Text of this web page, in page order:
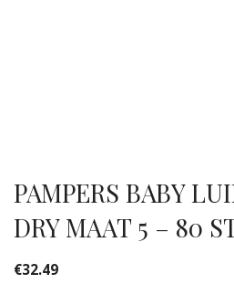
PAMPERS BABY
DRY MAAT 5 – 80
€32.49